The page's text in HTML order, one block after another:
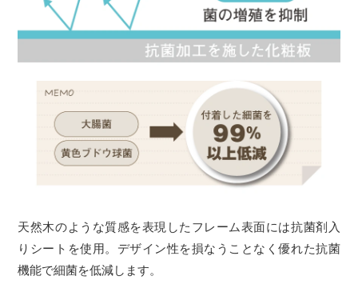
天然木のような質感を表現したフレーム表面には抗菌剤入
りシートを使用。デザイン性を損なうことなく優れた抗菌
機能で細菌を低減します。